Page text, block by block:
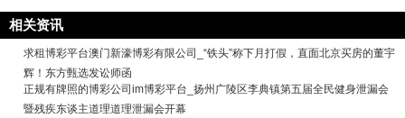
相关资讯
求租博彩平台澳门新濠博彩有限公司_“铁头”称下月打假，直面北京买房的董宇
辉！东方甄选发讼师函
正规有牌照的博彩公司im博彩平台_扬州广陵区李典镇第五届全民健身泄漏会
暨残疾东谈主道理道理泄漏会开幕